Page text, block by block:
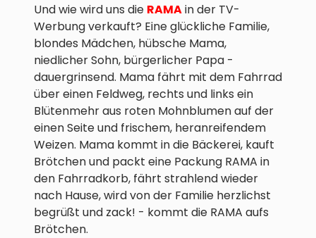
Und wie wird uns die RAMAin der TV-
Werbung verkauft? Eine glückliche Familie,
blondes Mädchen, hübsche Mama,
niedlicher Sohn, bürgerlicher Papa -
dauergrinsend. Mama fährt mit dem Fahrrad
über einen Feldweg, rechts und links ein
Blütenmehr aus roten Mohnblumen auf der
einen Seite und frischem, heranreifendem
Weizen. Mama kommt in die Bäckerei, kauft
Brötchen und packt eine Packung RAMA in
den Fahrradkorb, fährt strahlend wieder
nach Hause, wird von der Familie herzlichst
begrüßt und zack! - kommt die RAMA aufs
Brötchen.